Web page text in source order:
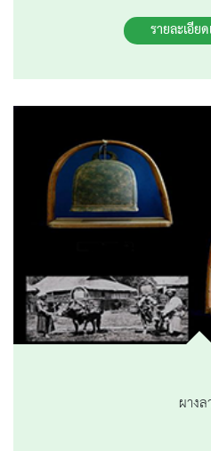
รายละเอีย
ผางล